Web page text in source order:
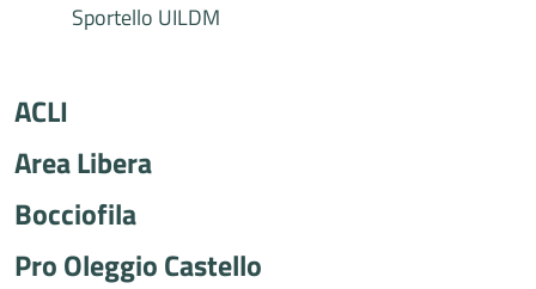
Sportello UILDM
ACLI
Area Libera
Bocciofila
Pro Oleggio Castello